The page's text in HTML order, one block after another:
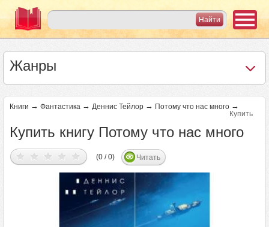
Жанры
Книги → Фантастика → Деннис Тейлор → Потому что нас много →
Купить
Купить книгу Потому что нас много
(0 / 0) Читать